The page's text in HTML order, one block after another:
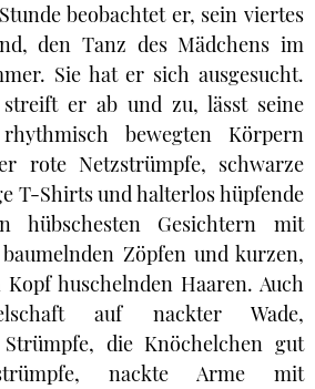
beobachtet er, sein viertes
den Tanz des Mädchens im
Sie hat er sich ausgesucht.
er ab und zu, lässt seine
bewegten Körpern
rote Netzstrümpfe, schwarze
T-Shirts und halterlos hüpfende
hübschesten Gesichtern mit
Zöpfen und kurzen,
huschelnden Haaren. Auch
auf nackter Wade,
die Knöchelchen gut
nackte Arme mit